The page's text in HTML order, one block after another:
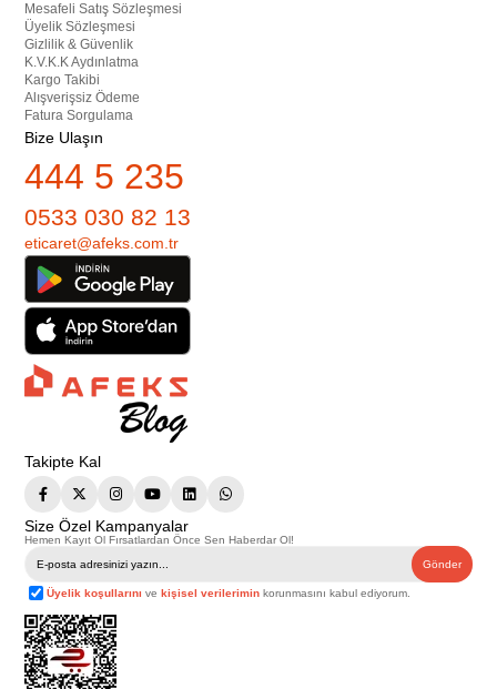
Mesafeli Satış Sözleşmesi
Üyelik Sözleşmesi
Gizlilik & Güvenlik
K.V.K.K Aydınlatma
Kargo Takibi
Alışverişsiz Ödeme
Fatura Sorgulama
Bize Ulaşın
444 5 235
0533 030 82 13
eticaret@afeks.com.tr
Takipte Kal
Size Özel Kampanyalar
Hemen Kayıt Ol Fırsatlardan Önce Sen Haberdar Ol!
Gönder
Üyelik koşullarını vekişisel verilerimin korunmasını kabul ediyorum.